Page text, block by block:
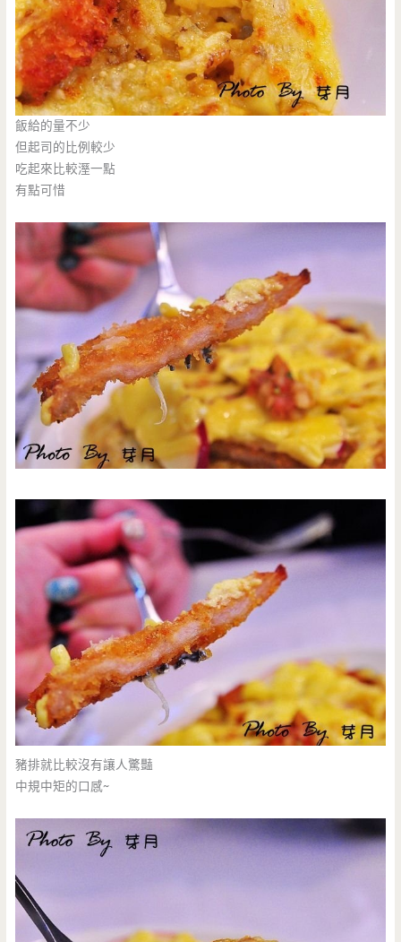
飯給的量不少
但起司的比例較少
吃起來比較溼一點
有點可惜
豬排就比較沒有讓人驚豔
中規中矩的口感~